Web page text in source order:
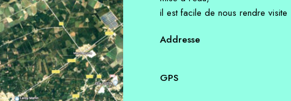
il est facile de nous rendre visite
Addresse
GPS